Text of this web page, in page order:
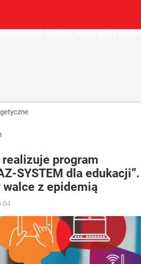
realizuje program
SYSTEM dla edukacji”.
walce z epidemią